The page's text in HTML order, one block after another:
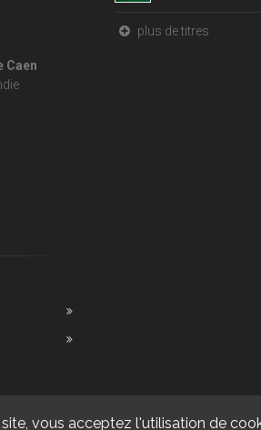
vous acceptez l'utilisation de
Caen
plus de titres